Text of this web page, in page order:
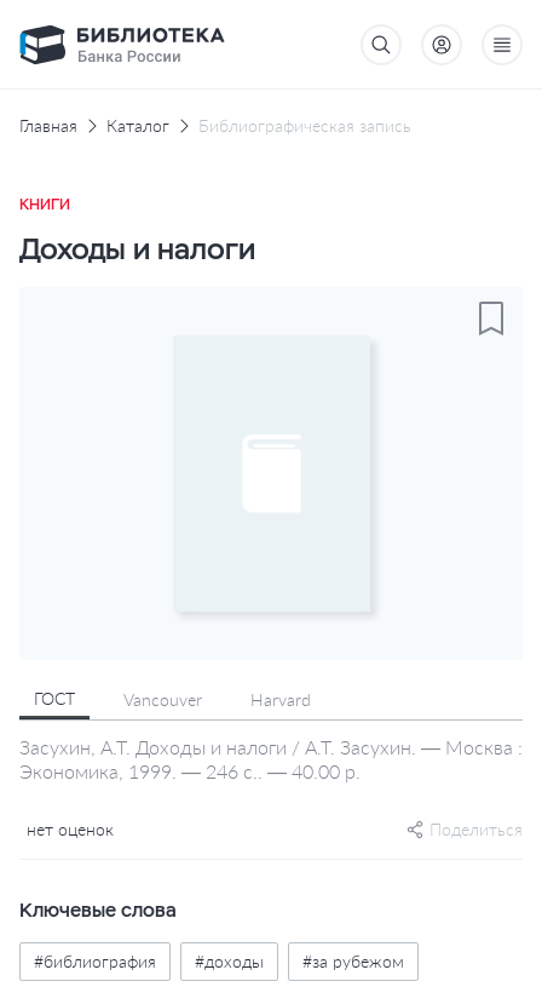
Главная Каталог Библиографическая запись
КНИГИ
Доходы и налоги
ГОСТ Vancouver Harvard
Засухин, А.Т. Доходы и налоги / А.Т. Засухин. — Москва :
Экономика, 1999. — 246 с.. — 40.00 р.
нет оценок Поделиться
Ключевые слова
#библиография #доходы #за рубежом